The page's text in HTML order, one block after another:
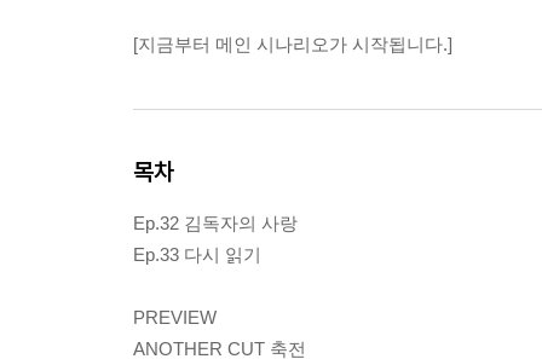
[지금부터 메인 시나리오가 시작됩니다.]
목차
Ep.32 김독자의 사랑
Ep.33 다시 읽기
PREVIEW
ANOTHER CUT 축전